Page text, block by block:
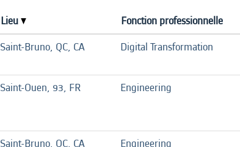
Lieu Fonction professionnelle
Saint-Bruno, QC, CA Digital Transformation
Saint-Ouen, 93, FR Engineering
Saint-Bruno, QC, CA Engineering